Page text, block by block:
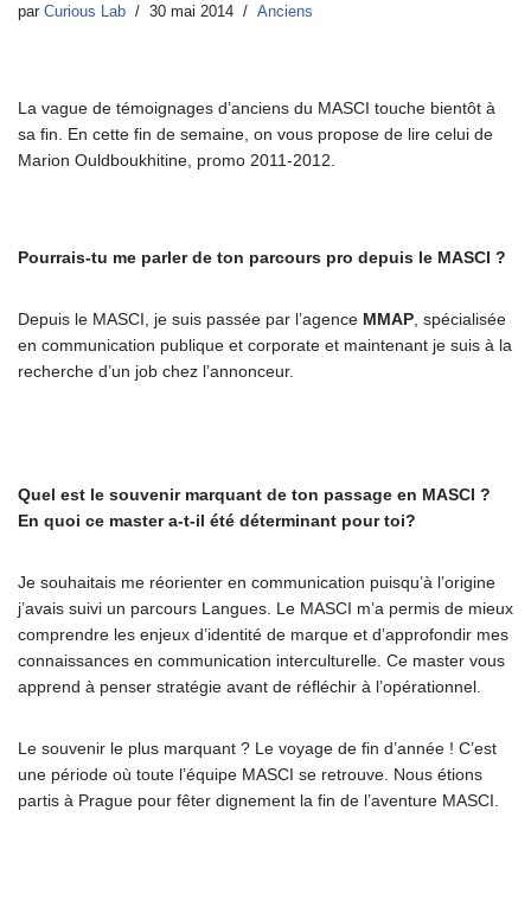
par Curious Lab 30 mai 2014 Anciens
La vague de témoignages d’anciens du MASCI touche bientôt à
sa fin. En cette fin de semaine, on vous propose de lire celui de
Marion Ouldboukhitine, promo 2011-2012.
Pourrais-tu me parler de ton parcours pro depuis le MASCI ?
Depuis le MASCI, je suis passée par l’agence MMAP , spécialisée
en communication publique et corporate et maintenant je suis à la
recherche d’un job chez l’annonceur.
Quel est le souvenir marquant de ton passage en MASCI ?
En quoi ce master a-t-il été déterminant pour toi?
Je souhaitais me réorienter en communication puisqu’à l’origine
j’avais suivi un parcours Langues. Le MASCI m’a permis de mieux
comprendre les enjeux d’identité de marque et d’approfondir mes
connaissances en communication interculturelle. Ce master vous
apprend à penser stratégie avant de réfléchir à l’opérationnel.
Le souvenir le plus marquant ? Le voyage de fin d’année ! C’est
une période où toute l’équipe MASCI se retrouve. Nous étions
partis à Prague pour fêter dignement la fin de l’aventure MASCI.